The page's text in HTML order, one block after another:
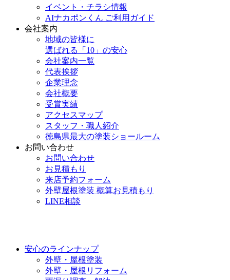
イベント・チラシ情報
AIナカポンくん ご利用ガイド
会社案内
地域の皆様に
選ばれる「10」の安心
会社案内一覧
代表挨拶
企業理念
会社概要
受賞実績
アクセスマップ
スタッフ・職人紹介
徳島県最大の塗装ショールーム
お問い合わせ
お問い合わせ
お見積もり
来店予約フォーム
外壁屋根塗装 概算お見積もり
LINE相談
安心のラインナップ
外壁・屋根塗装
外壁・屋根リフォーム